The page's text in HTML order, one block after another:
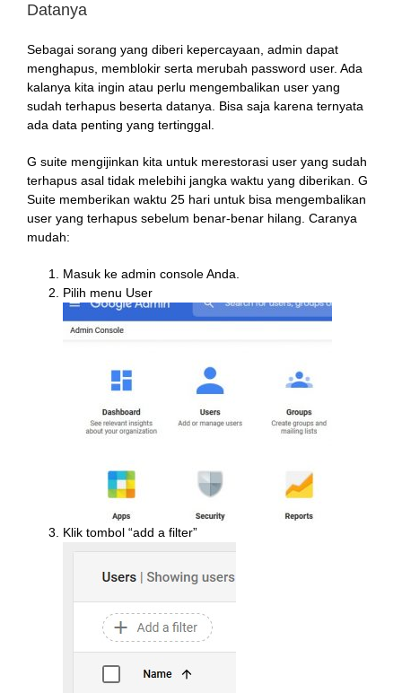
Datanya
Sebagai sorang yang diberi kepercayaan, admin dapat
menghapus, memblokir serta merubah password user. Ada
kalanya kita ingin atau perlu mengembalikan user yang
sudah terhapus beserta datanya. Bisa saja karena ternyata
ada data penting yang tertinggal.
G suite mengijinkan kita untuk merestorasi user yang sudah
terhapus asal tidak melebihi jangka waktu yang diberikan. G
Suite memberikan waktu 25 hari untuk bisa mengembalikan
user yang terhapus sebelum benar-benar hilang. Caranya
mudah:
Masuk ke admin console Anda.
Pilih menu User
Klik tombol “add a filter”